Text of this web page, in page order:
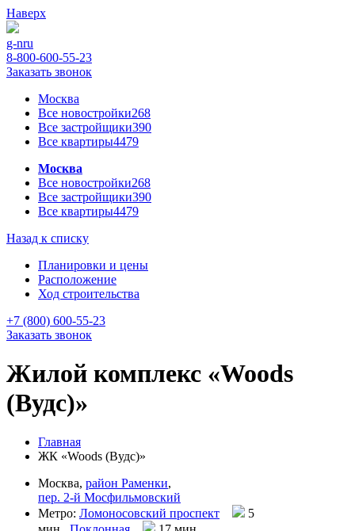
Наверх
g-nru
8-800-600-55-23
Заказать звонок
Москва
Все новостройки268
Все застройщики390
Все квартиры4479
Москва
Все новостройки268
Все застройщики390
Все квартиры4479
Назад к списку
Планировки и цены
Расположение
Ход строительства
+7 (800) 600-55-23
Заказать звонок
Жилой комплекс «Woods
(Вудс)»
Главная
ЖК «Woods (Вудс)»
Москва, район Раменки,
пер. 2-й Мосфильмовский
Метро: Ломоносовский проспект
5